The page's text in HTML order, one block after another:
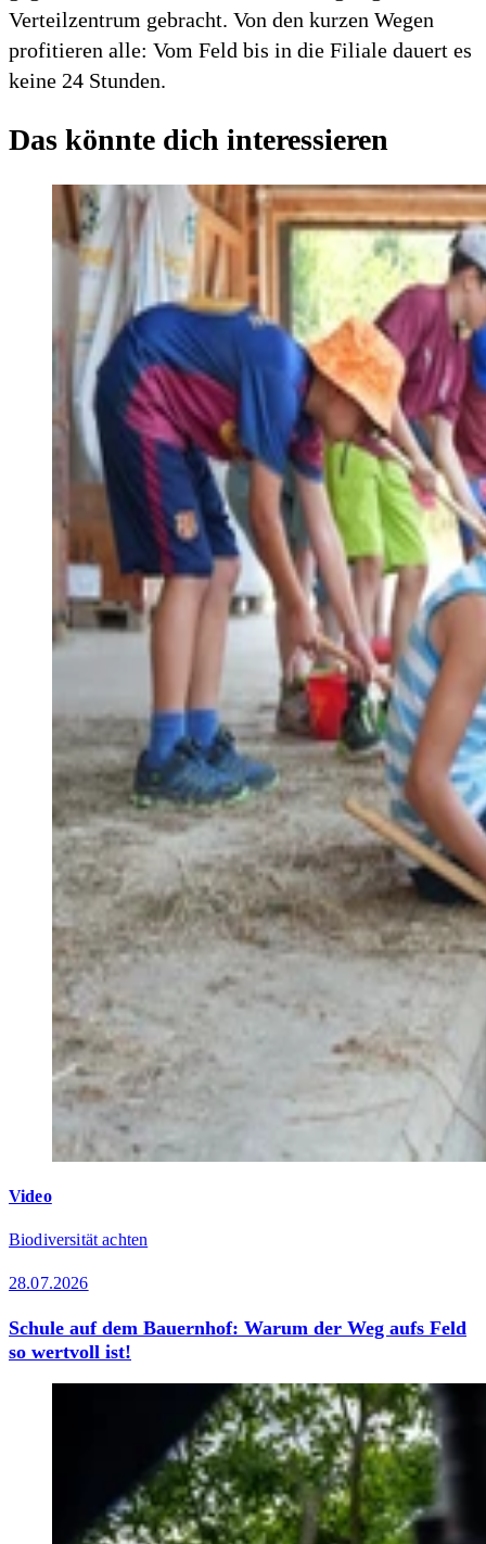
Verteilzentrum gebracht. Von den kurzen Wegen
profitieren alle: Vom Feld bis in die Filiale dauert es
keine 24 Stunden.
Das könnte dich interessieren
Video
Biodiversität achten
28.07.2026
Schule auf dem Bauernhof: Warum der Weg aufs Feld
so wertvoll ist!